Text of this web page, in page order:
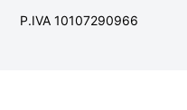
P.IVA 10107290966